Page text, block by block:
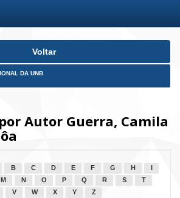
Voltar
DA UNB
Autor Guerra, Camila
B C D E F G H
M N O P Q R S
T
V W X Y Z